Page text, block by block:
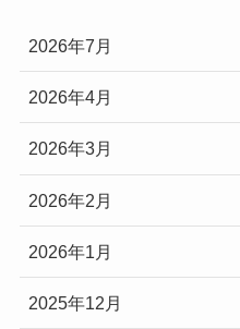
2026年7月
2026年4月
2026年3月
2026年2月
2026年1月
2025年12月